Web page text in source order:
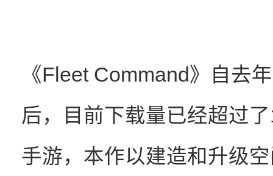
《Fleet Command》自去
后，目前下载量已经超过
手游，本作以建造和升级